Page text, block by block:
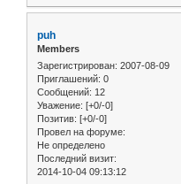
puh
Members
Зарегистрирован: 2007-08-09
Приглашений: 0
Сообщений: 12
Уважение: [+0/-0]
Позитив: [+0/-0]
Провел на форуме:
Не определено
Последний визит:
2014-10-04 09:13:12